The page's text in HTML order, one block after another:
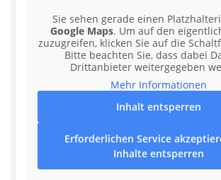
Sie sehen gerade einen
Google Maps. Um auf den
zuzugreifen, klicken Sie auf die
Bitte beachten Sie, dass dabei
Drittanbieter weitergegeben
Mehr Informationen
Inhalt entsperren
Erforderlichen Service
Inhalte entsperren